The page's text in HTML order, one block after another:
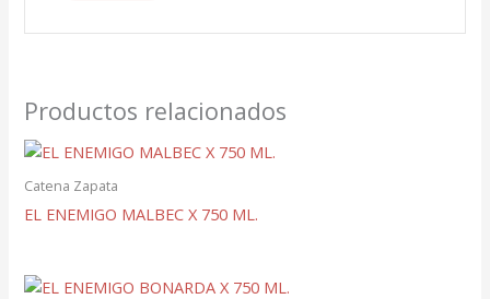
Productos relacionados
Catena Zapata
EL ENEMIGO MALBEC X 750 ML.